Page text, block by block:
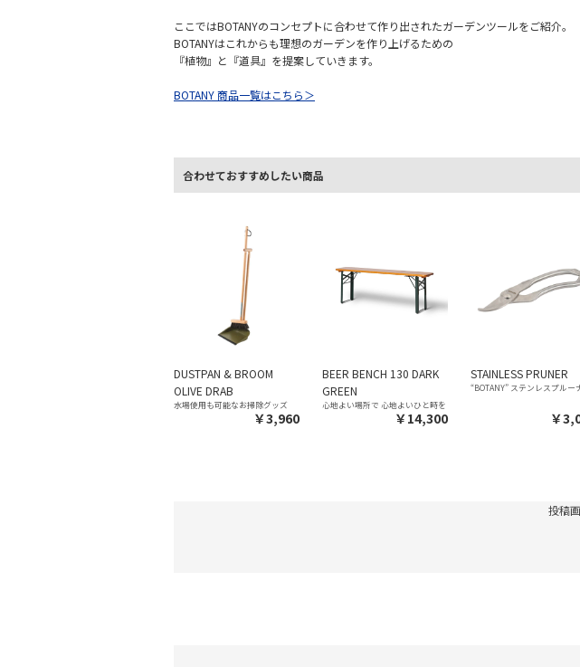
ここではBOTANYのコンセプトに合わせて作り出されたガーデンツールをご紹介。
BOTANYはこれからも理想のガーデンを作り上げるための
『植物』と『道具』を提案していきます。
BOTANY 商品一覧はこちら＞
合わせておすすめしたい商品
DUSTPAN & BROOM
OLIVE DRAB
水場使用も可能なお掃除グッズ
￥3,960
BEER BENCH 130 DARK
GREEN
心地よい場所で 心地よいひと時を
￥14,300
STAINLESS PRUNER
“BOTANY” ステンレスプルー
￥
投稿